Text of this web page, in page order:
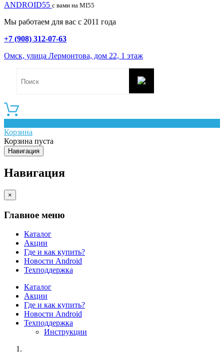
ANDROID55 с вами на MI55
Мы работаем для вас с 2011 года
+7 (908) 312-07-63
Омск, улица Лермонтова, дом 22, 1 этаж
Корзина
Корзина пуста
Навигация
Навигация
×
Главное меню
Каталог
Акции
Где и как купить?
Новости Android
Техподдержка
Каталог
Акции
Где и как купить?
Новости Android
Техподдержка
Инструкции